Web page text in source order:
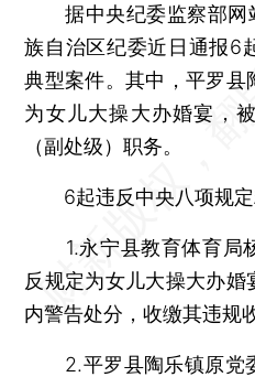
据中央纪委监察部网
族自治区纪委近日通报6
典型案件。其中，平罗县
为女儿大操大办婚宴，
（副处级）职务。
6起违反中央八项规定
1.永宁县教育体育局
反规定为女儿大操大办
内警告处分，收缴其违规
2.平罗县陶乐镇原党